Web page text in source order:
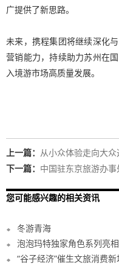
广提供了新思路。
未来，携程集团将继续深化
营销能力，持续助力苏州在
入境游市场高质量发展。
上一篇： 从小众体验走向大众
下一篇： 中国驻东京旅游办
您可能感兴趣的相关资讯
冬游青海
泡泡玛特独家角色系列亮
“谷子经济”催生文旅消费新